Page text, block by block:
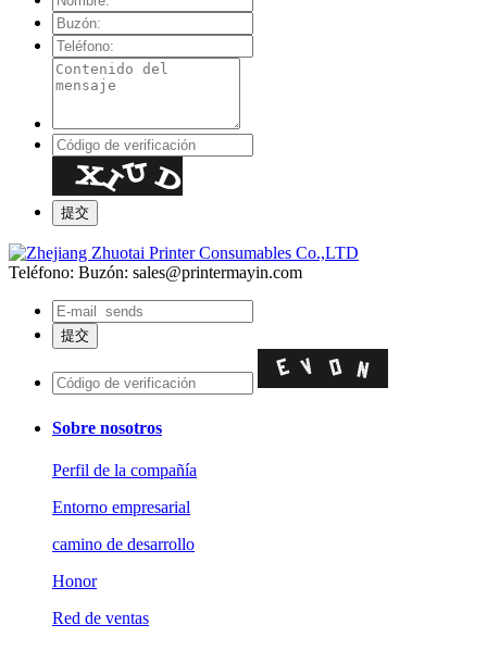
Teléfono: Buzón: sales@printermayin.com
Sobre nosotros
Perfil de la compañía
Entorno empresarial
camino de desarrollo
Honor
Red de ventas